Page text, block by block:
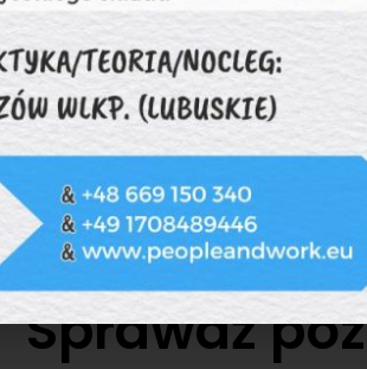
można znaleźć takie grupy jak
Berlin Praca, Praca w Niemczech i w
wyjechać za granicę, ale nie
Sprawdź